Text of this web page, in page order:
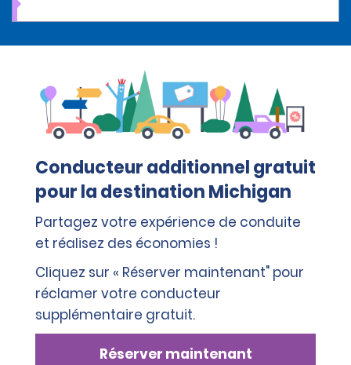
Conducteur additionnel gratuit
pour la destination Michigan
Partagez votre expérience de conduite
et réalisez des économies !
Cliquez sur « Réserver maintenant" pour
réclamer votre conducteur
supplémentaire gratuit.
Réserver maintenant